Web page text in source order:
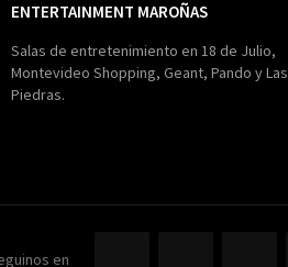
ENTERTAINMENT MAROÑAS
Salas de entretenimiento en 18 de Julio,
Montevideo Shopping, Geant, Pando y Las
Piedras.
en